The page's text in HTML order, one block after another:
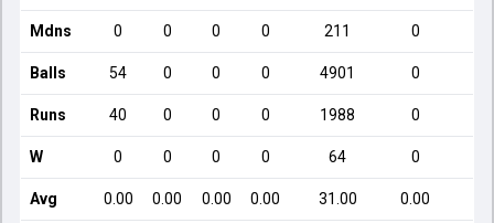
Mdns 0 0 0 0 211 0
Balls 54 0 0 0 4901 0
Runs 40 0 0 0 1988 0
W 0 0 0 0 64 0
Avg 0.00 0.00 0.00 0.00 31.00 0.00